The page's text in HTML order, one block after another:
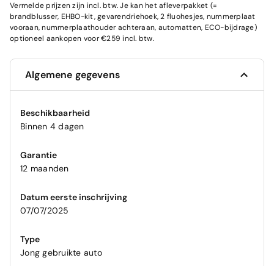
Vermelde prijzen zijn incl. btw. Je kan het afleverpakket (=
brandblusser, EHBO-kit, gevarendriehoek, 2 fluohesjes, nummerplaat
vooraan, nummerplaathouder achteraan, automatten, ECO-bijdrage)
optioneel aankopen voor €259 incl. btw.
Algemene gegevens
Beschikbaarheid
Binnen 4 dagen
Garantie
12 maanden
Datum eerste inschrijving
07/07/2025
Type
Jong gebruikte auto